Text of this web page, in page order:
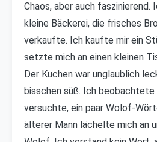
Chaos, aber auch
kleine Bäckerei, die frisches
verkaufte. Ich kaufte mir ein
setzte mich an einen kleinen
Der Kuchen war unglaublich
bisschen süß. Ich beobachtete
versuchte, ein paar Wolof-
älterer Mann lächelte mich an